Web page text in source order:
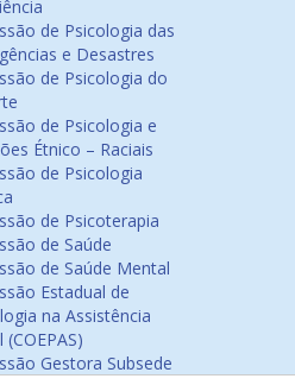
de Psicologia das
e Desastres
de Psicologia do
de Psicologia e
Étnico – Raciais
de Psicologia
de Psicoterapia
de Saúde
de Saúde Mental
Estadual de
na Assistência
(COEPAS)
Gestora Subsede